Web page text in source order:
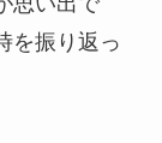
を振り返っ